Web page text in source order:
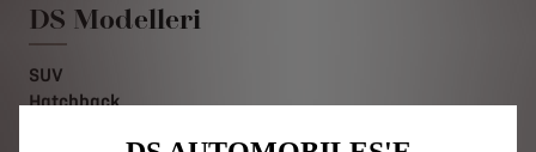
DS Modelleri
SUV
Hatchback
güvenlik, ağ yönetimi ve erişilebilirlik gibi
temel işlevleri sunmamızı
sağlamaktadır.Çerezler, dil tanıma, arama
sonuçları gibi çeşitli özellikler aracılığıyla